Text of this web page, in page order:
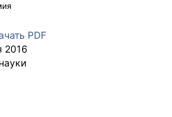
PDF
2016